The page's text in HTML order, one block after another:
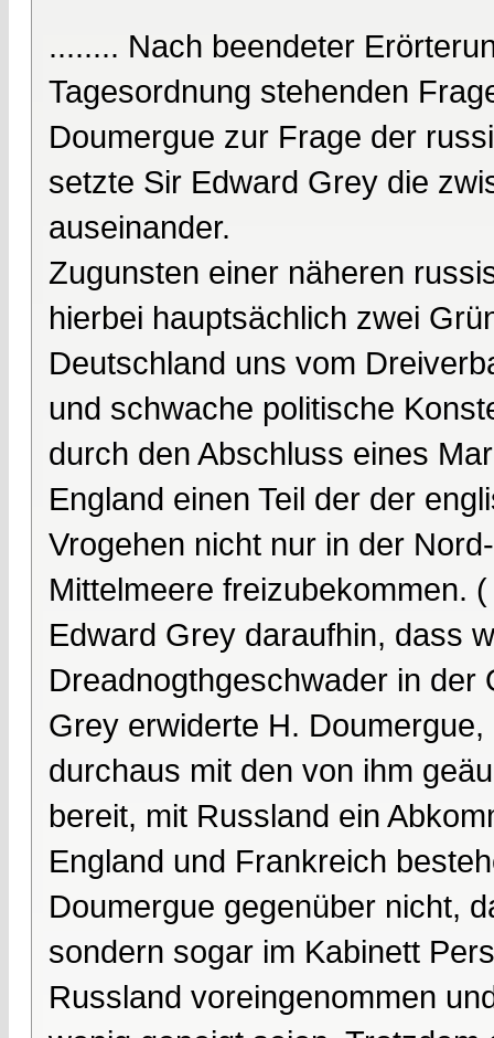
........ Nach beendeter
Tagesordnung stehenden
Doumergue zur Frage der
setzte Sir Edward Grey die
auseinander.
Zugunsten einer näheren
hierbei hauptsächlich zwei
Deutschland uns vom
und schwache politische
durch den Abschluss eines
England einen Teil der der
Vrogehen nicht nur in der
Mittelmeere freizubekommen.
Edward Grey daraufhin, dass
Dreadnogthgeschwader in
Grey erwiderte H.
durchaus mit den von ihm
bereit, mit Russland ein
England und Frankreich
Doumergue gegenüber nicht,
sondern sogar im Kabinett
Russland voreingenommen